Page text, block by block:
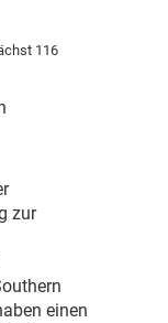
116
zur
einen